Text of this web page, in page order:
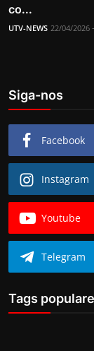
co...
UTV-NEWS 22/04/2026
Siga-nos
Facebook
Instagram
Youtube
Telegram
Tags